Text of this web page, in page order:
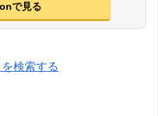
で見る
検索する